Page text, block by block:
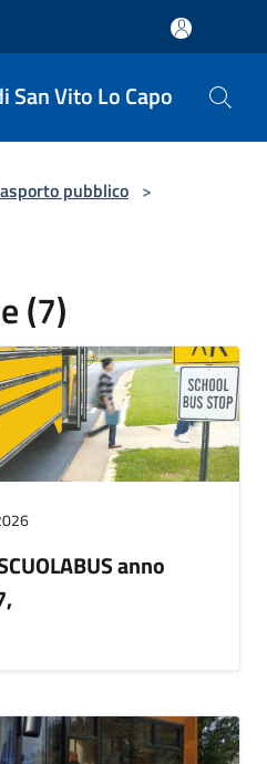
San Vito Lo Capo
pubblico >
(7)
anno